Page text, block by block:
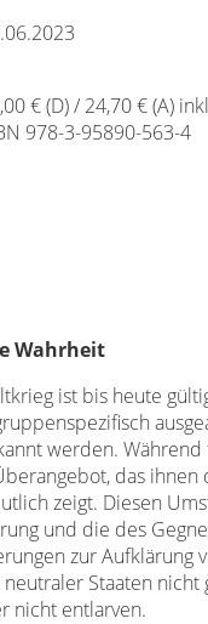
€ (D) / 24,70 € (A)
978-3-95890-563-4
Wahrheit
ist bis heute
werden.
das
zeigt. Diesen
und die des
zur
Staaten
nicht entlarven.